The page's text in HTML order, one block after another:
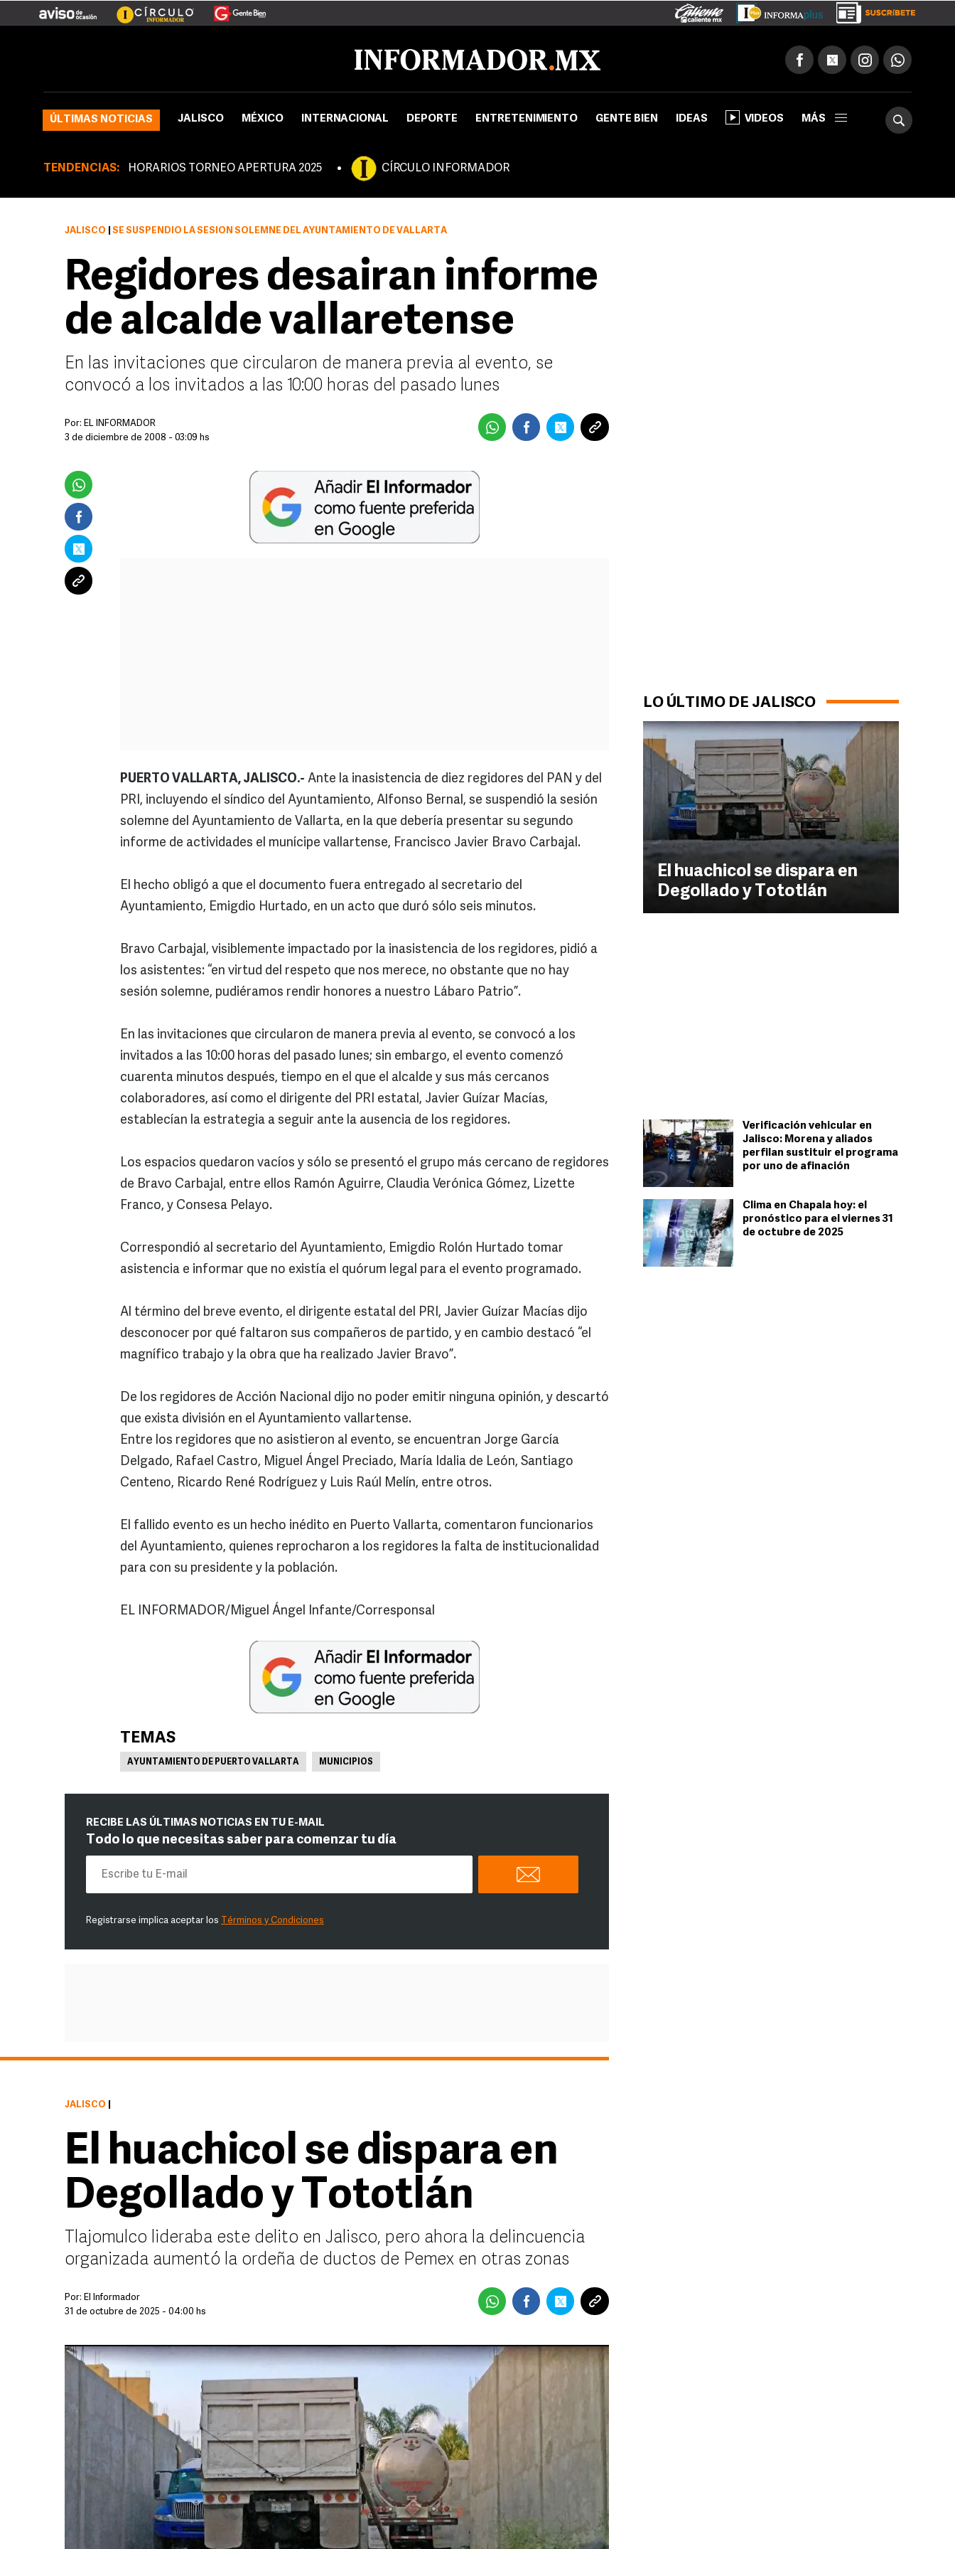
ÚLTIMAS NOTICIAS JALISCO MÉXICO INTERNACIONAL DEPORTE ENTRETENIMIENTO GENTE BIEN IDEAS VIDEOS MÁS
TENDENCIAS: HORARIOS TORNEO APERTURA 2025 CÍRCULO INFORMADOR
LO ÚLTIMO DE JALISCO
El huachicol se dispara en
Degollado y Tototlán
Verificación vehicular en
Jalisco: Morena y aliados
perfilan sustituir el programa
por uno de afinación
Clima en Chapala hoy: el
pronóstico para el viernes 31
de octubre de 2025
JALISCO SE SUSPENDIÓ LA SESIÓN SOLEMNE DEL AYUNTAMIENTO DE VALLARTA
Regidores desairan informe
de alcalde vallaretense
En las invitaciones que circularon de manera previa al evento, se
convocó a los invitados a las 10:00 horas del pasado lunes
Por: EL INFORMADOR
3 de diciembre de 2008 - 03:09 hs
PUERTO VALLARTA, JALISCO.- Ante la inasistencia de diez regidores del PAN y del
PRI, incluyendo el síndico del Ayuntamiento, Alfonso Bernal, se suspendió la sesión
solemne del Ayuntamiento de Vallarta, en la que debería presentar su segundo
informe de actividades el munícipe vallartense, Francisco Javier Bravo Carbajal.
El hecho obligó a que el documento fuera entregado al secretario del
Ayuntamiento, Emigdio Hurtado, en un acto que duró sólo seis minutos.
Bravo Carbajal, visiblemente impactado por la inasistencia de los regidores, pidió a
los asistentes: “en virtud del respeto que nos merece, no obstante que no hay
sesión solemne, pudiéramos rendir honores a nuestro Lábaro Patrio”.
En las invitaciones que circularon de manera previa al evento, se convocó a los
invitados a las 10:00 horas del pasado lunes; sin embargo, el evento comenzó
cuarenta minutos después, tiempo en el que el alcalde y sus más cercanos
colaboradores, así como el dirigente del PRI estatal, Javier Guízar Macías,
establecían la estrategia a seguir ante la ausencia de los regidores.
Los espacios quedaron vacíos y sólo se presentó el grupo más cercano de regidores
de Bravo Carbajal, entre ellos Ramón Aguirre, Claudia Verónica Gómez, Lizette
Franco, y Consesa Pelayo.
Correspondió al secretario del Ayuntamiento, Emigdio Rolón Hurtado tomar
asistencia e informar que no existía el quórum legal para el evento programado.
Al término del breve evento, el dirigente estatal del PRI, Javier Guízar Macías dijo
desconocer por qué faltaron sus compañeros de partido, y en cambio destacó “el
magnífico trabajo y la obra que ha realizado Javier Bravo”.
De los regidores de Acción Nacional dijo no poder emitir ninguna opinión, y descartó
que exista división en el Ayuntamiento vallartense.
Entre los regidores que no asistieron al evento, se encuentran Jorge García
Delgado, Rafael Castro, Miguel Ángel Preciado, María Idalia de León, Santiago
Centeno, Ricardo René Rodríguez y Luis Raúl Melín, entre otros.
El fallido evento es un hecho inédito en Puerto Vallarta, comentaron funcionarios
del Ayuntamiento, quienes reprocharon a los regidores la falta de institucionalidad
para con su presidente y la población.
EL INFORMADOR/Miguel Ángel Infante/Corresponsal
TEMAS
AYUNTAMIENTO DE PUERTO VALLARTA MUNICIPIOS
RECIBE LAS ÚLTIMAS NOTICIAS EN TU E-MAIL
Todo lo que necesitas saber para comenzar tu día
Registrarse implica aceptar los Términos y Condiciones
JALISCO
El huachicol se dispara en
Degollado y Tototlán
Tlajomulco lideraba este delito en Jalisco, pero ahora la delincuencia
organizada aumentó la ordeña de ductos de Pemex en otras zonas
Por: El Informador
31 de octubre de 2025 - 04:00 hs